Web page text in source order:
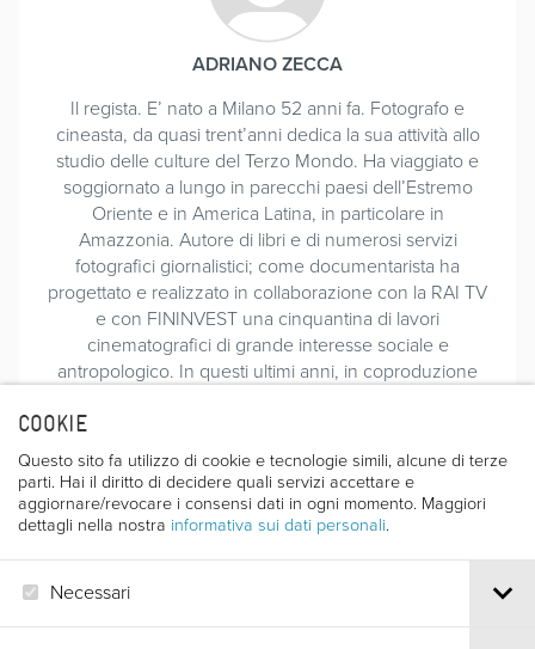
COOKIE
Questo sito fa utilizzo di cookie e tecnologie simili, alcune di terze
parti. Hai il diritto di decidere quali servizi accettare e
aggiornare/revocare i consensi dati in ogni momento. Maggiori
dettagli nella nostra informativa sui dati personali.
Necessari
ADRIANO ZECCA
Il regista. E’ nato a Milano 52 anni fa. Fotografo e
cineasta, da quasi trent’anni dedica la sua attività allo
studio delle culture del Terzo Mondo. Ha viaggiato e
soggiornato a lungo in parecchi paesi dell’Estremo
Oriente e in America Latina, in particolare in
Amazzonia. Autore di libri e di numerosi servizi
fotografici giornalistici; come documentarista ha
progettato e realizzato in collaborazione con la RAI TV
e con FININVEST una cinquantina di lavori
cinematografici di grande interesse sociale e
antropologico. In questi ultimi anni, in coproduzione
apprezzati documentari in alcune delle regioni meno
conosciute della terra quali Laos, Birmania, Peru e
Mongolia. Ha partecipato più volte al Festival di Trento:
nel 1986 con “Porters, nel paese dei Baltì”, nel 1987 con
“Nuova Guinea, viaggio nella preistoria”, nel 1988 con
“Matis, illusione di un Eden”, nel 1990 con “Sidney
Possuelo, una vita per gli indios”. Ed infine nel 1996
con “Laos, i popoli delle montagne”.